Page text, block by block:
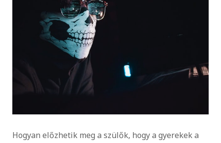
Hogyan előzhetik meg a szülők, hogy a gyerekek a